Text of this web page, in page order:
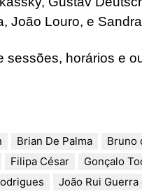
João Louro, e
sessões, horários e
Brian De Palma
Bruno
Filipa César Gonçalo
João Rui Guerra